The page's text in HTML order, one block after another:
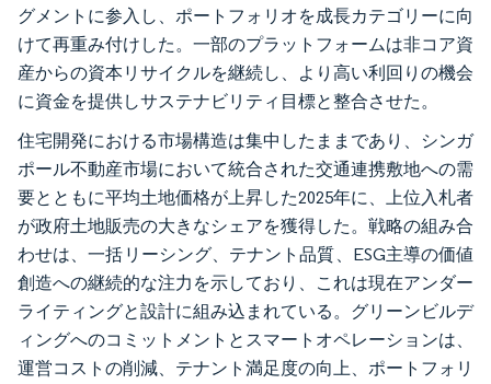
グメントに参入し、ポートフォリオを成長カテゴリーに向
けて再重み付けした。一部のプラットフォームは非コア資
産からの資本リサイクルを継続し、より高い利回りの機会
に資金を提供しサステナビリティ目標と整合させた。
住宅開発における市場構造は集中したままであり、シンガ
ポール不動産市場において統合された交通連携敷地への需
要とともに平均土地価格が上昇した2025年に、上位入札者
が政府土地販売の大きなシェアを獲得した。戦略の組み合
わせは、一括リーシング、テナント品質、ESG主導の価値
創造への継続的な注力を示しており、これは現在アンダー
ライティングと設計に組み込まれている。グリーンビルデ
ィングへのコミットメントとスマートオペレーションは、
運営コストの削減、テナント満足度の向上、ポートフォリ